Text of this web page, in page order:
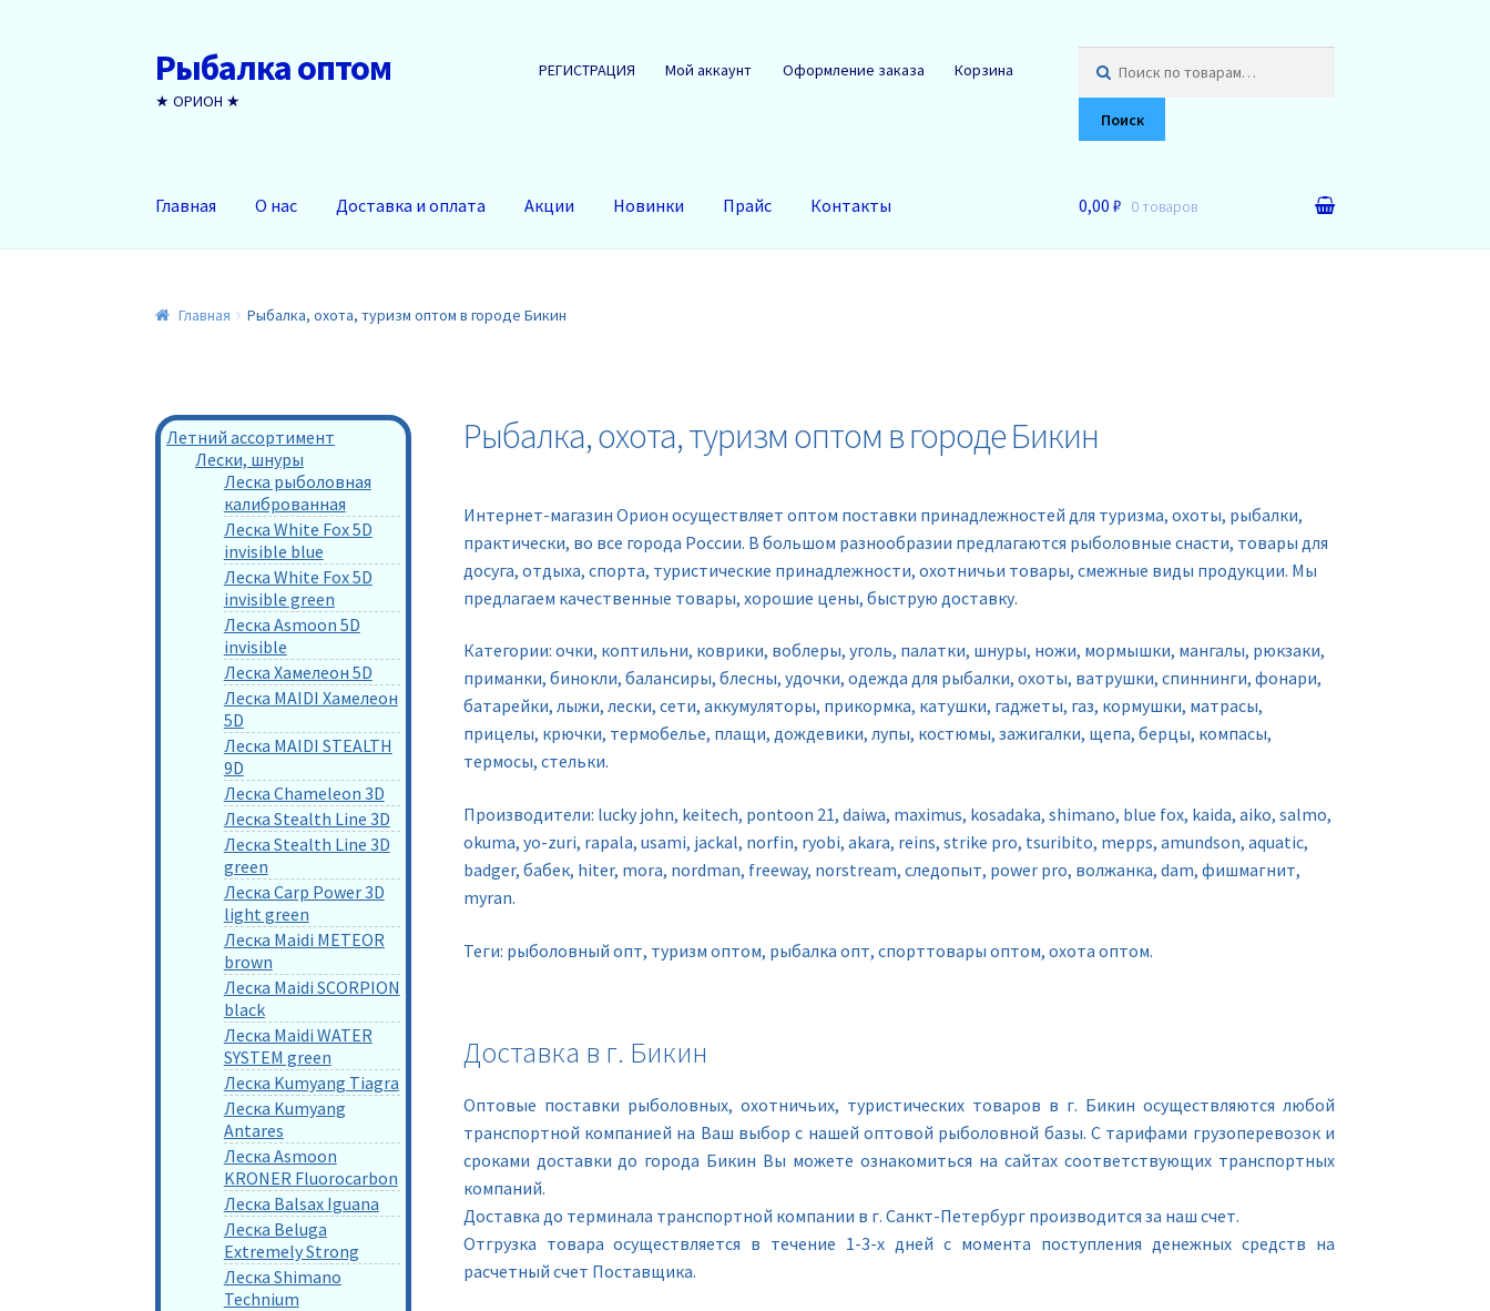
Перейти
к
навигации
Перейти
к
содержимому
Рыбалка оптом
★ ОРИОН ★
РЕГИСТРАЦИЯ Мой аккаунт Оформление заказа Корзина
Поиск
Главная О нас Доставка и оплата Акции Новинки Прайс Контакты 0,00 ₽ 0 товаров
Главная Рыбалка, охота, туризм оптом в городе Бикин
Рыбалка, охота, туризм оптом в городе Бикин
Интернет-магазин Орион осуществляет оптом поставки принадлежностей для туризма, охоты, рыбалки,
практически, во все города России. В большом разнообразии предлагаются рыболовные снасти, товары для
досуга, отдыха, спорта, туристические принадлежности, охотничьи товары, смежные виды продукции. Мы
предлагаем качественные товары, хорошие цены, быструю доставку.
Категории: очки, коптильни, коврики, воблеры, уголь, палатки, шнуры, ножи, мормышки, мангалы, рюкзаки,
приманки, бинокли, балансиры, блесны, удочки, одежда для рыбалки, охоты, ватрушки, спиннинги, фонари,
батарейки, лыжи, лески, сети, аккумуляторы, прикормка, катушки, гаджеты, газ, кормушки, матрасы,
прицелы, крючки, термобелье, плащи, дождевики, лупы, костюмы, зажигалки, щепа, берцы, компасы,
термосы, стельки.
Производители: lucky john, keitech, pontoon 21, daiwa, maximus, kosadaka, shimano, blue fox, kaida, aiko, salmo,
okuma, yo-zuri, rapala, usami, jackal, norfin, ryobi, akara, reins, strike pro, tsuribito, mepps, amundson, aquatic,
badger, бабек, hiter, mora, nordman, freeway, norstream, следопыт, power pro, волжанка, dam, фишмагнит,
myran.
Теги: рыболовный опт, туризм оптом, рыбалка опт, спорттовары оптом, охота оптом.
Доставка в г. Бикин
Оптовые поставки рыболовных, охотничьих, туристических товаров в г. Бикин осуществляются любой
транспортной компанией на Ваш выбор с нашей оптовой рыболовной базы. С тарифами грузоперевозок и
сроками доставки до города Бикин Вы можете ознакомиться на сайтах соответствующих транспортных
компаний.
Доставка до терминала транспортной компании в г. Санкт-Петербург производится за наш счет.
Отгрузка товара осуществляется в течение 1-3-х дней с момента поступления денежных средств на
расчетный счет Поставщика.
Летний ассортимент
Лески, шнуры
Леска рыболовная
калиброванная
Леска White Fox 5D
invisible blue
Леска White Fox 5D
invisible green
Леска Asmoon 5D
invisible
Леска Хамелеон 5D
Леска MAIDI Хамелеон
5D
Леска MAIDI STEALTH
9D
Леска Chameleon 3D
Леска Stealth Line 3D
Леска Stealth Line 3D
green
Леска Carp Power 3D
light green
Леска Maidi METEOR
brown
Леска Maidi SCORPION
black
Леска Maidi WATER
SYSTEM green
Леска Kumyang Tiagra
Леска Kumyang
Antares
Леска Asmoon
KRONER Fluorocarbon
Леска Balsax Iguana
Леска Beluga
Extremely Strong
Леска Shimano
Technium